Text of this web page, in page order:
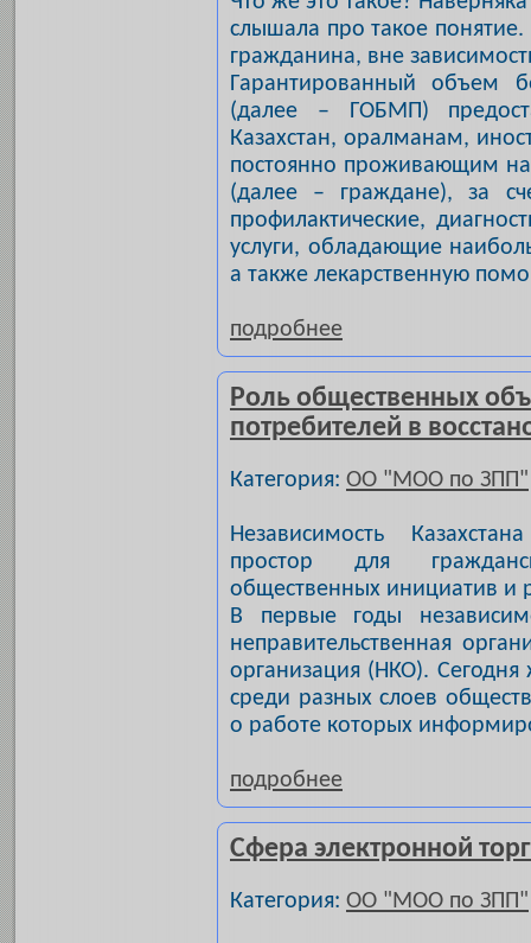
слышала про такое
гражданина, вне
Гарантированный объем
(далее – ГОБМП)
Казахстан, оралманам,
постоянно проживающим на
(далее – граждане), за
профилактические,
услуги, обладающие
а также лекарственную
подробнее
Роль общественных
потребителей в
Категория: ОО "МОО по ЗПП"
Независимость
простор для
общественных инициатив и
В первые годы
неправительственная
организация (НКО).
среди разных слоев
о работе которых
подробнее
Сфера электронной
Категория: ОО "МОО по ЗПП"